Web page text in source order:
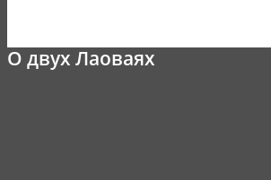
О двух Лаоваях